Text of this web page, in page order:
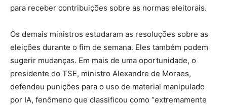
para receber contribuições sobre as normas eleitorais.
Os demais ministros estudaram as resoluções sobre as
eleições durante o fim de semana. Eles também podem
sugerir mudanças. Em mais de uma oportunidade, o
presidente do TSE, ministro Alexandre de Moraes,
defendeu punições para o uso de material manipulado
por IA, fenômeno que classificou como “extremamente